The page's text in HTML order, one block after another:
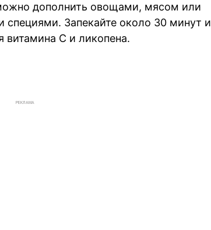
дополнить овощами, мясом или
Запекайте около 30 минут и
витамина С и ликопена.
РЕКЛАМА